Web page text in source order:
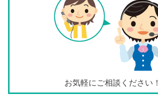
お気軽にご相談ください！